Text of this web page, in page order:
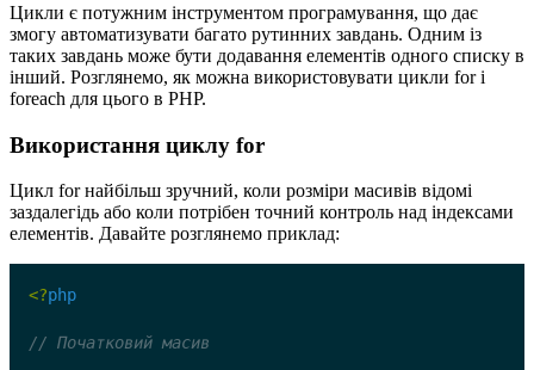
Цикли є потужним інструментом програмування, що дає
змогу автоматизувати багато рутинних завдань. Одним із
таких завдань може бути додавання елементів одного списку в
інший. Розглянемо, як можна використовувати цикли for і
foreach для цього в PHP.
Використання циклу for
Цикл for найбільш зручний, коли розміри масивів відомі
заздалегідь або коли потрібен точний контроль над індексами
елементів. Давайте розглянемо приклад:
<?php
// Початковий масив